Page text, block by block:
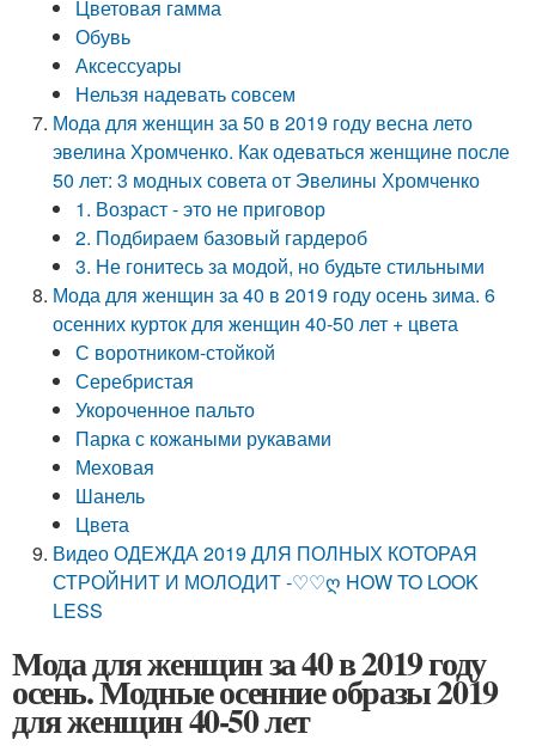
Цветовая гамма
Обувь
Аксессуары
Нельзя надевать совсем
Мода для женщин за 50 в 2019 году весна лето
эвелина Хромченко. Как одеваться женщине после
50 лет: 3 модных совета от Эвелины Хромченко
1. Возраст - это не приговор
2. Подбираем базовый гардероб
3. Не гонитесь за модой, но будьте стильными
Мода для женщин за 40 в 2019 году осень зима. 6
осенних курток для женщин 40-50 лет + цвета
С воротником-стойкой
Серебристая
Укороченное пальто
Парка с кожаными рукавами
Меховая
Шанель
Цвета
Видео ОДЕЖДА 2019 ДЛЯ ПОЛНЫХ КОТОРАЯ
СТРОЙНИТ И МОЛОДИТ -♡♡ღ HOW TO LOOK
LESS
Мода для женщин за 40 в 2019 году
осень. Модные осенние образы 2019
для женщин 40-50 лет